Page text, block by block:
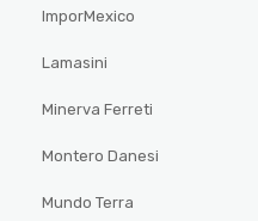
ImporMexico
Lamasini
Minerva Ferreti
Montero Danesi
Mundo Terra